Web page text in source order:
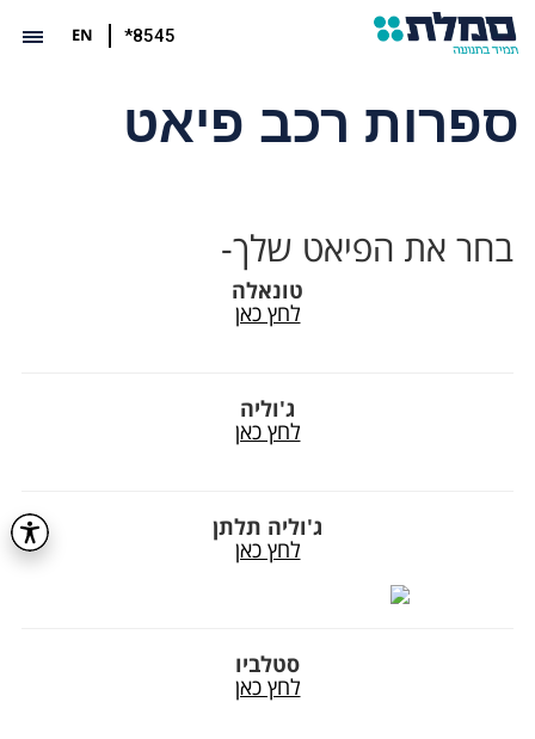
*8545
EN
ספרות רכב פיאט
בחר את הפיאט שלך-
טונאלה
לחץ כאן
ג'וליה
לחץ כאן
ג'וליה תלתן
לחץ כאן
סטלביו
לחץ כאן